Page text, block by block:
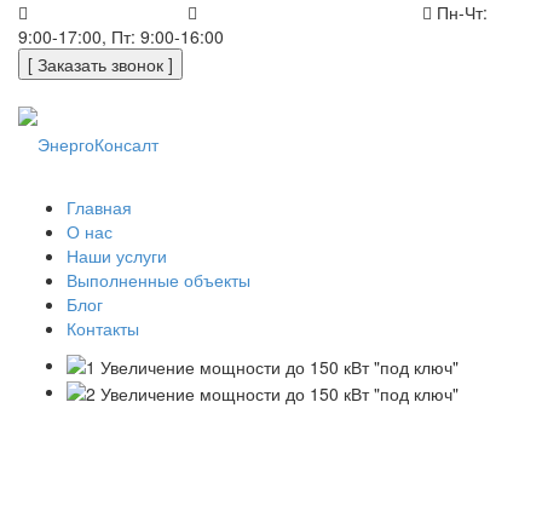
Пн-Чт:
9:00-17:00, Пт: 9:00-16:00
[ Заказать звонок ]
Главная
О нас
Наши услуги
Выполненные объекты
Блог
Контакты